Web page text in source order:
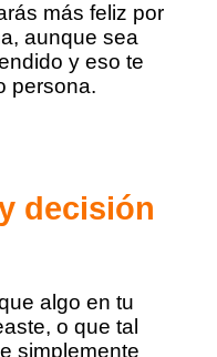
más feliz por
aunque sea
y eso te
persona.
decisión
algo en tu
o que tal
simplemente